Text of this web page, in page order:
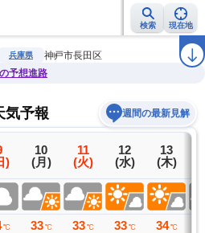
検索 現在地
地震情報 警報・注意報 ラ
兵庫県
神戸市長田区
予想進路
気予報 週間の最新見解
)
℃
10
(月)
33 ℃
11
(火)
33 ℃
12
(水)
33 ℃
13
(木)
34 ℃